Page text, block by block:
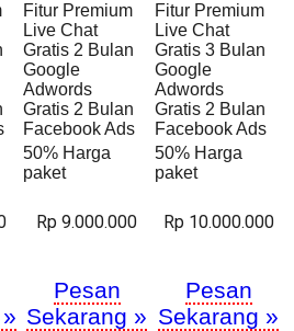
Fitur Premium
Live Chat
Gratis 2 Bulan
Google
Adwords
Gratis 2 Bulan
Facebook Ads
Fitur Premium
Live Chat
Gratis 3 Bulan
Google
Adwords
Gratis 2 Bulan
Facebook Ads
50% Harga
paket
50% Harga
paket
Rp 9.000.000 Rp 10.000.000
Pesan
Sekarang »
Pesan
Sekarang »